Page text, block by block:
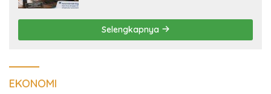
Selengkapnya
EKONOMI